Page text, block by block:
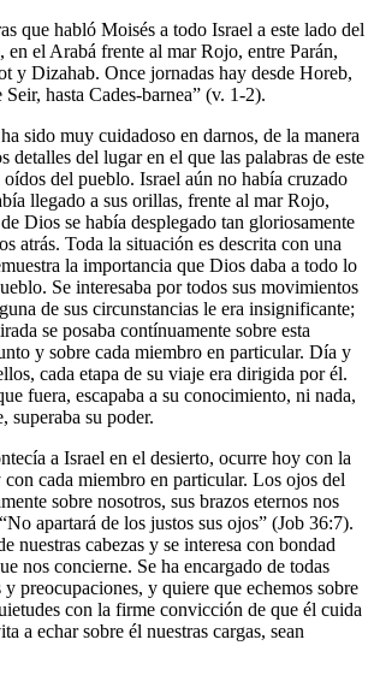
que habló Moisés a todo Israel a este lado del
en el Arabá frente al mar Rojo, entre Parán,
y Dizahab. Once jornadas hay desde Horeb,
hasta Cades-barnea” (v. 1-2).
sido muy cuidadoso en darnos, de la manera
detalles del lugar en el que las palabras de este
del pueblo. Israel aún no había cruzado
llegado a sus orillas, frente al mar Rojo,
Dios se había desplegado tan gloriosamente
atrás. Toda la situación es descrita con una
la importancia que Dios daba a todo lo
Se interesaba por todos sus movimientos
de sus circunstancias le era insignificante;
se posaba contínuamente sobre esta
y sobre cada miembro en particular. Día y
cada etapa de su viaje era dirigida por él.
fuera, escapaba a su conocimiento, ni nada,
superaba su poder.
a Israel en el desierto, ocurre hoy con la
cada miembro en particular. Los ojos del
sobre nosotros, sus brazos eternos nos
apartará de los justos sus ojos” (Job 36:7).
nuestras cabezas y se interesa con bondad
nos concierne. Se ha encargado de todas
y preocupaciones, y quiere que echemos sobre
con la firme convicción de que él cuida
a echar sobre él nuestras cargas, sean